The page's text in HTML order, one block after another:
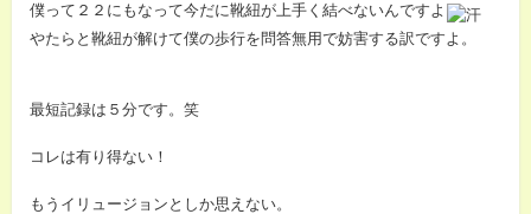
僕って２２にもなって今だに靴紐が上手く結べないんですよ
やたらと靴紐が解けて僕の歩行を問答無用で妨害する訳ですよ。
最短記録は５分です。笑
コレは有り得ない！
もうイリュージョンとしか思えない。